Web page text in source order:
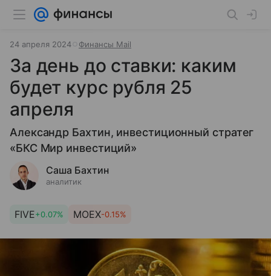
24 апреля 2024 Финансы Mail
За день до ставки: каким
будет курс рубля 25
апреля
Александр Бахтин, инвестиционный стратег
«БКС Мир инвестиций»
Саша Бахтин
аналитик
FIVE+0.07% MOEX-0.15%